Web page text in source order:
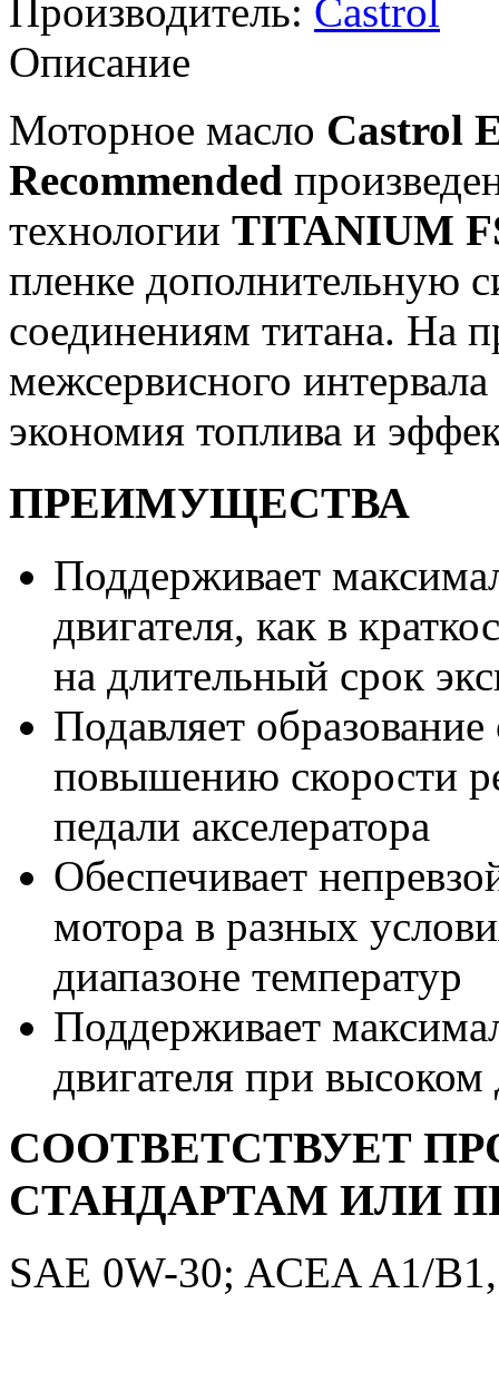
Производитель: Castrol
Описание
Моторное масло Castrol
Recommended
технологии TITANIUM
пленке дополнительную
соединениям титана. На
межсервисного
экономия топлива и
ПРЕИМУЩЕСТВА
Поддерживает
двигателя, как в
на длительный срок
Подавляет
повышению скорости
педали акселератора
Обеспечивает
мотора в разных
диапазоне температур
Поддерживает
двигателя при высоком
СООТВЕТСТВУЕТ
СТАНДАРТАМ ИЛИ
SAE 0W-30; ACEA A1/